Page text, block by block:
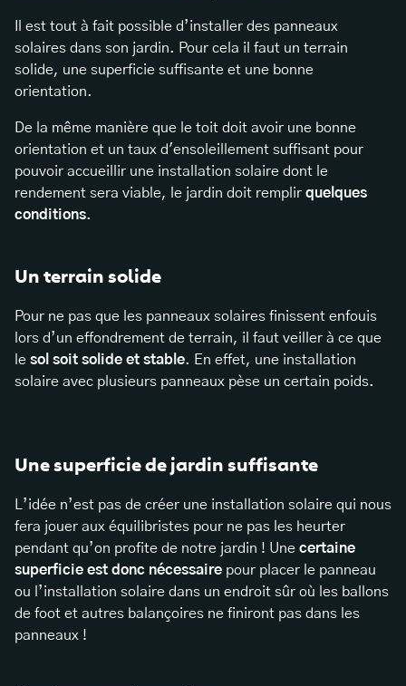
Il est tout à fait possible d’installer des panneaux
solaires dans son jardin. Pour cela il faut un terrain
solide, une superficie suffisante et une bonne
orientation.
De la même manière que le toit doit avoir une bonne
orientation et un taux d'ensoleillement suffisant pour
pouvoir accueillir une installation solaire dont le
rendement sera viable, le jardin doit remplir quelques
conditions.
Un terrain solide
Pour ne pas que les panneaux solaires finissent enfouis
lors d’un effondrement de terrain, il faut veiller à ce que
le sol soit solide et stable. En effet, une installation
solaire avec plusieurs panneaux pèse un certain poids.
Une superficie de jardin suffisante
L’idée n’est pas de créer une installation solaire qui nous
fera jouer aux équilibristes pour ne pas les heurter
pendant qu’on profite de notre jardin ! Une certaine
superficie est donc nécessaire pour placer le panneau
ou l’installation solaire dans un endroit sûr où les ballons
de foot et autres balançoires ne finiront pas dans les
panneaux !